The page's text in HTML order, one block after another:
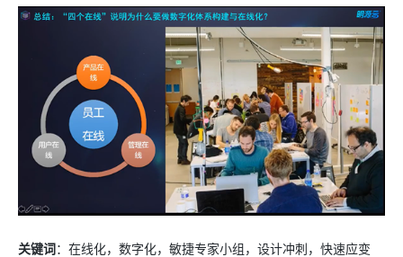
关键词：在线化，数字化，敏捷专家小组，设计冲刺，快速应变